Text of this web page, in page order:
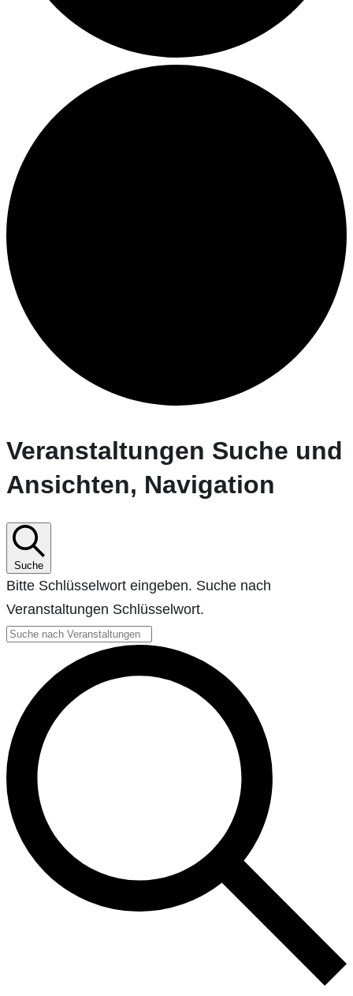
Veranstaltungen
Veranstaltungen Suche und
Ansichten, Navigation
Suche
Bitte Schlüsselwort eingeben. Suche nach
Veranstaltungen Schlüsselwort.